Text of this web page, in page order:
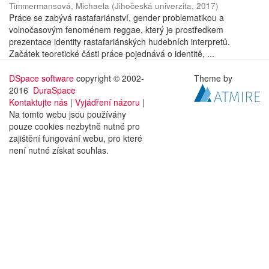
Timmermansová, Michaela (Jihočeská univerzita, 2017)
Práce se zabývá rastafariánství, gender problematikou a
volnočasovým fenoménem reggae, který je prostředkem
prezentace identity rastafariánských hudebních interpretů.
Začátek teoretické části práce pojednává o identitě, ...
DSpace software copyright © 2002-
2016 DuraSpace
Kontaktujte nás | Vyjádření názoru |
Na tomto webu jsou používány
pouze cookies nezbytně nutné pro
zajištění fungování webu, pro které
není nutné získat souhlas.
Theme by